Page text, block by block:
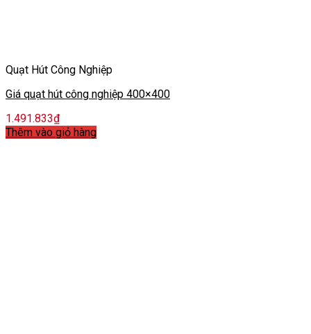
Quạt Hút Công Nghiệp
Giá quạt hút công nghiệp 400×400
1.491.833₫
Thêm vào giỏ hàng